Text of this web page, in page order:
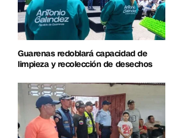
Guarenas redoblará capacidad de
limpieza y recolección de desechos